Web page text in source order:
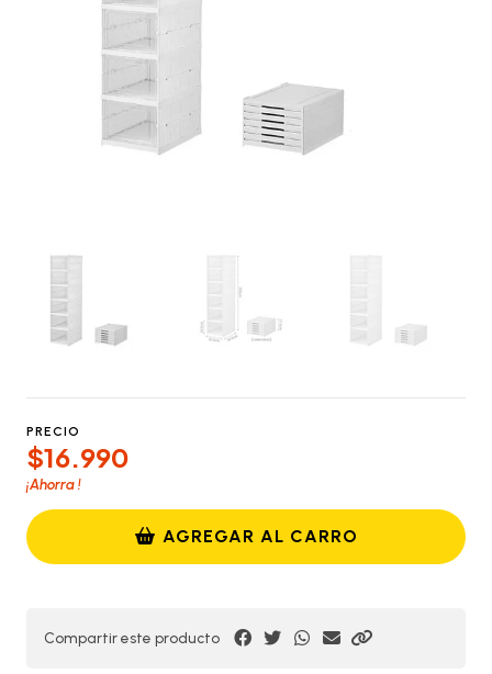
PRECIO
$16.990
¡Ahorra!
AGREGAR AL CARRO
Compartir este producto